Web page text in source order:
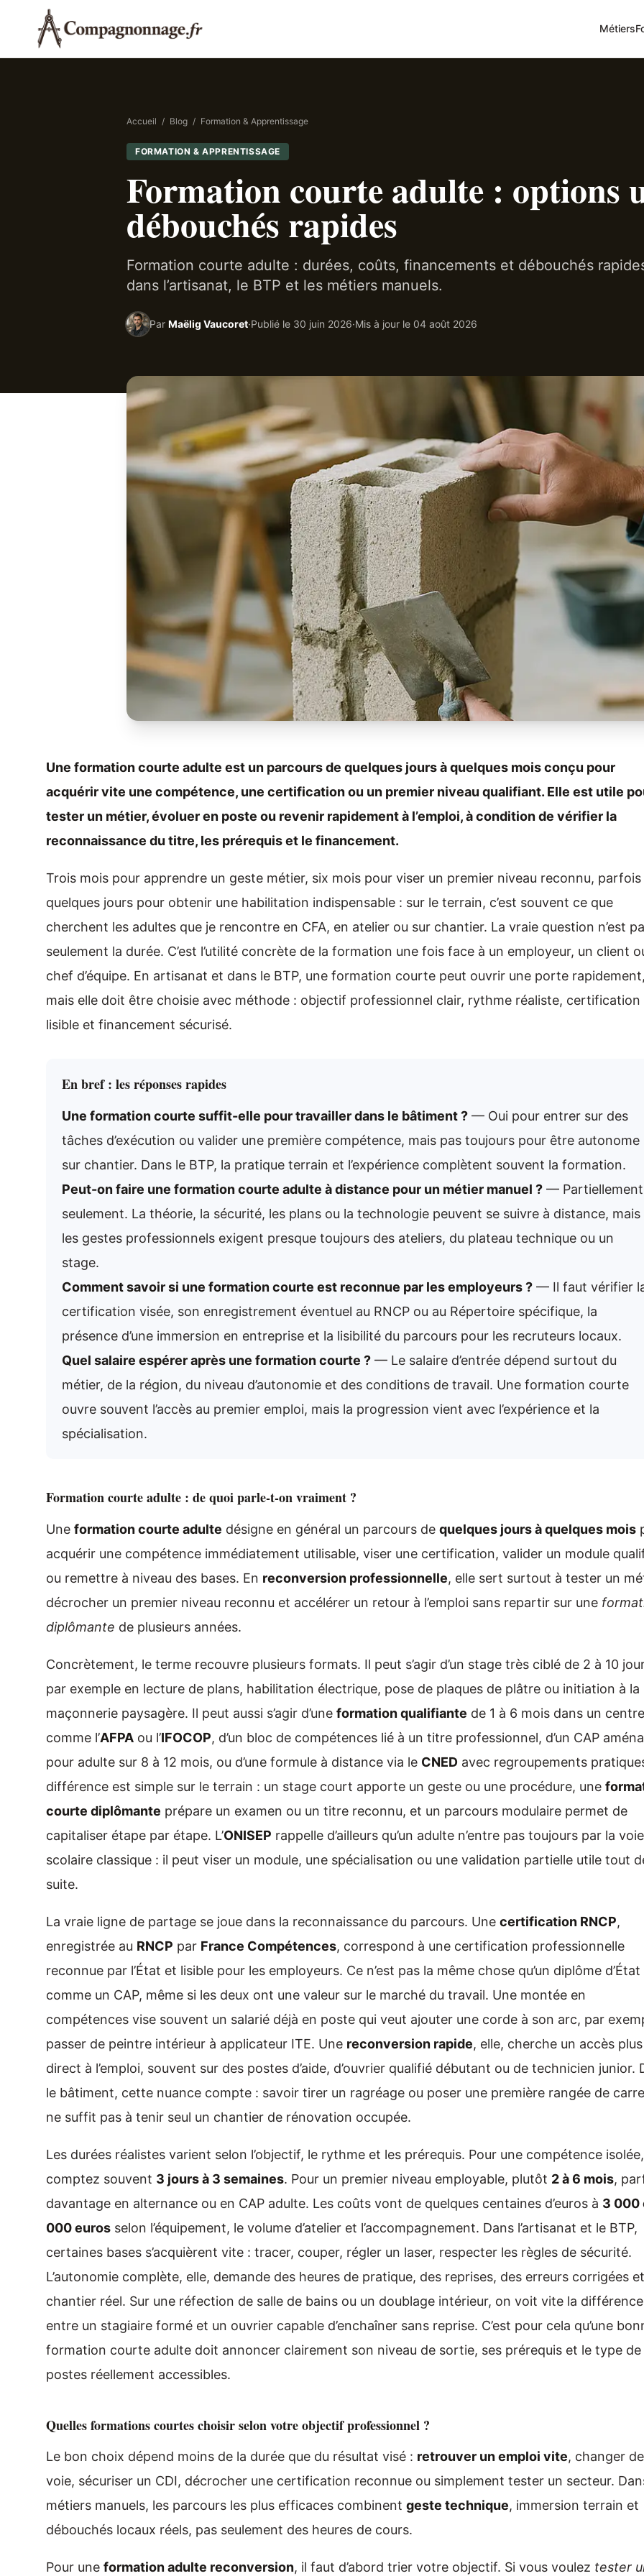
Métiers
Accueil / Blog / Formation & Apprentissage
FORMATION & APPRENTISSAGE
Formation courte adulte : options
débouchés rapides
Formation courte adulte : durées, coûts, financements et débouchés
dans l’artisanat, le BTP et les métiers manuels.
Par Maëlig Vaucoret·Publié le 30 juin 2026·Mis à jour le 04 août 2026
Une formation courte adulte est un parcours de quelques jours à quelques mois conçu pour
acquérir vite une compétence, une certification ou un premier niveau qualifiant. Elle est utile
tester un métier, évoluer en poste ou revenir rapidement à l’emploi, à condition de vérifier la
reconnaissance du titre, les prérequis et le financement.
Trois mois pour apprendre un geste métier, six mois pour viser un premier niveau reconnu, parfois
quelques jours pour obtenir une habilitation indispensable : sur le terrain, c’est souvent ce que
cherchent les adultes que je rencontre en CFA, en atelier ou sur chantier. La vraie question n’est
seulement la durée. C’est l’utilité concrète de la formation une fois face à un employeur, un client
chef d’équipe. En artisanat et dans le BTP, une formation courte peut ouvrir une porte rapidement,
mais elle doit être choisie avec méthode : objectif professionnel clair, rythme réaliste, certification
lisible et financement sécurisé.
En bref : les réponses rapides
Une formation courte suffit-elle pour travailler dans le bâtiment ? — Oui pour entrer sur des
tâches d’exécution ou valider une première compétence, mais pas toujours pour être autonome
sur chantier. Dans le BTP, la pratique terrain et l’expérience complètent souvent la formation.
Peut-on faire une formation courte adulte à distance pour un métier manuel ? — Partiellement
seulement. La théorie, la sécurité, les plans ou la technologie peuvent se suivre à distance, mais
les gestes professionnels exigent presque toujours des ateliers, du plateau technique ou un
stage.
Comment savoir si une formation courte est reconnue par les employeurs ? — Il faut vérifier
certification visée, son enregistrement éventuel au RNCP ou au Répertoire spécifique, la
présence d’une immersion en entreprise et la lisibilité du parcours pour les recruteurs locaux.
Quel salaire espérer après une formation courte ? — Le salaire d’entrée dépend surtout du
métier, de la région, du niveau d’autonomie et des conditions de travail. Une formation courte
ouvre souvent l’accès au premier emploi, mais la progression vient avec l’expérience et la
spécialisation.
Formation courte adulte : de quoi parle-t-on vraiment ?
Une formation courte adulte désigne en général un parcours de quelques jours à quelques mois
acquérir une compétence immédiatement utilisable, viser une certification, valider un module
ou remettre à niveau des bases. En reconversion professionnelle, elle sert surtout à tester un
décrocher un premier niveau reconnu et accélérer un retour à l’emploi sans repartir sur une
diplômante de plusieurs années.
Concrètement, le terme recouvre plusieurs formats. Il peut s’agir d’un stage très ciblé de 2 à 10
par exemple en lecture de plans, habilitation électrique, pose de plaques de plâtre ou initiation à la
maçonnerie paysagère. Il peut aussi s’agir d’une formation qualifiante de 1 à 6 mois dans un centre
comme l’AFPA ou l’IFOCOP, d’un bloc de compétences lié à un titre professionnel, d’un CAP
pour adulte sur 8 à 12 mois, ou d’une formule à distance via le CNED avec regroupements
différence est simple sur le terrain : un stage court apporte un geste ou une procédure, une
courte diplômante prépare un examen ou un titre reconnu, et un parcours modulaire permet de
capitaliser étape par étape. L’ONISEP rappelle d’ailleurs qu’un adulte n’entre pas toujours par la voie
scolaire classique : il peut viser un module, une spécialisation ou une validation partielle utile tout
suite.
La vraie ligne de partage se joue dans la reconnaissance du parcours. Une certification RNCP,
enregistrée au RNCP par France Compétences, correspond à une certification professionnelle
reconnue par l’État et lisible pour les employeurs. Ce n’est pas la même chose qu’un diplôme d’État
comme un CAP, même si les deux ont une valeur sur le marché du travail. Une montée en
compétences vise souvent un salarié déjà en poste qui veut ajouter une corde à son arc, par
passer de peintre intérieur à applicateur ITE. Une reconversion rapide, elle, cherche un accès plus
direct à l’emploi, souvent sur des postes d’aide, d’ouvrier qualifié débutant ou de technicien junior.
le bâtiment, cette nuance compte : savoir tirer un ragréage ou poser une première rangée de
ne suffit pas à tenir seul un chantier de rénovation occupée.
Les durées réalistes varient selon l’objectif, le rythme et les prérequis. Pour une compétence isolée,
comptez souvent 3 jours à 3 semaines. Pour un premier niveau employable, plutôt 2 à 6 mois,
davantage en alternance ou en CAP adulte. Les coûts vont de quelques centaines d’euros à 3 000
000 euros selon l’équipement, le volume d’atelier et l’accompagnement. Dans l’artisanat et le BTP,
certaines bases s’acquièrent vite : tracer, couper, régler un laser, respecter les règles de sécurité.
L’autonomie complète, elle, demande des heures de pratique, des reprises, des erreurs corrigées
chantier réel. Sur une réfection de salle de bains ou un doublage intérieur, on voit vite la différence
entre un stagiaire formé et un ouvrier capable d’enchaîner sans reprise. C’est pour cela qu’une
formation courte adulte doit annoncer clairement son niveau de sortie, ses prérequis et le type de
postes réellement accessibles.
Quelles formations courtes choisir selon votre objectif professionnel ?
Le bon choix dépend moins de la durée que du résultat visé : retrouver un emploi vite, changer de
voie, sécuriser un CDI, décrocher une certification reconnue ou simplement tester un secteur.
métiers manuels, les parcours les plus efficaces combinent geste technique, immersion terrain et
débouchés locaux réels, pas seulement des heures de cours.
Pour une formation adulte reconversion, il faut d’abord trier votre objectif. Si vous voulez tester